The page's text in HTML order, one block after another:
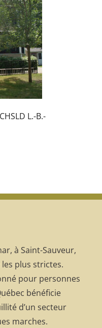
L.-B.-
à Saint-Sauveur,
plus strictes.
pour personnes
bénéficie
d’un secteur
marches.